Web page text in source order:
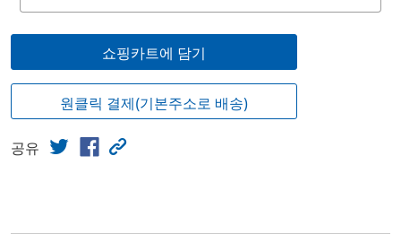
쇼핑카트에 담기
원클릭 결제(기본주소로 배송)
공유